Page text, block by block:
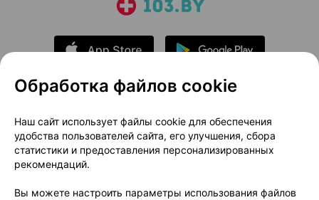
О проекте
Новости проекта
Размещение рекламы
Медицинский маркетинг
Публичный договор
Доставка
Обработка файлов cookie
Наш сайт использует файлы cookie для обеспечения
удобства пользователей сайта, его улучшения, сбора
статистики и предоставления персонализированных
рекомендаций.
Вы можете настроить параметры использования файлов